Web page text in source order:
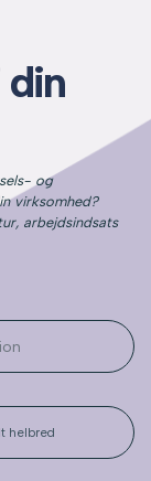
din
og
virksomhed?
arbejdsindsats
helbred